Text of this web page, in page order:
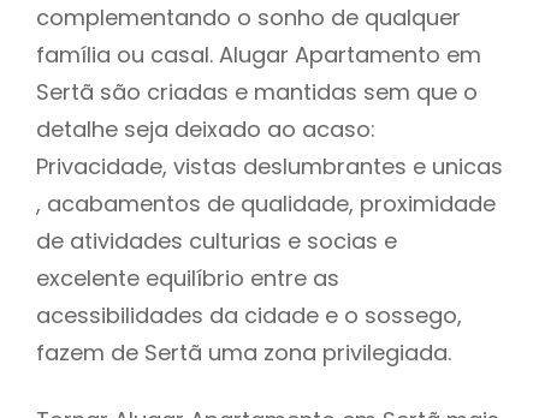
complementando o sonho de qualquer
família ou casal. Alugar Apartamento em
Sertã são criadas e mantidas sem que o
detalhe seja deixado ao acaso:
Privacidade, vistas deslumbrantes e unicas
, acabamentos de qualidade, proximidade
de atividades culturias e socias e
excelente equilíbrio entre as
acessibilidades da cidade e o sossego,
fazem de Sertã uma zona privilegiada.